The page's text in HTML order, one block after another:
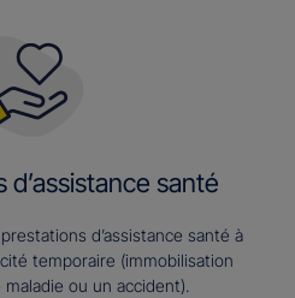
santé
d’assistance santé à
temporaire (immobilisation
ou un accident).